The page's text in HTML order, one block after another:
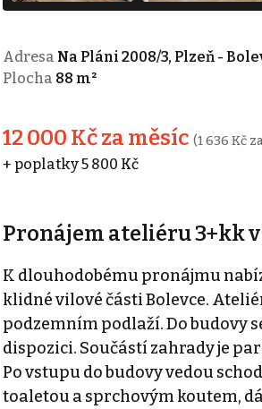
Adresa Na Pláni 2008/3, Plzeň -
Plocha 88 m²
12 000 Kč za měsíc (1 636 Kč
+ poplatky 5 800 Kč
Pronájem ateliéru 3+kk
K dlouhodobému pronájmu
klidné vilové části Bolevce.
podzemním podlaží. Do budovy
dispozici. Součástí zahrady je
Po vstupu do budovy vedou
toaletou a sprchovým koutem,